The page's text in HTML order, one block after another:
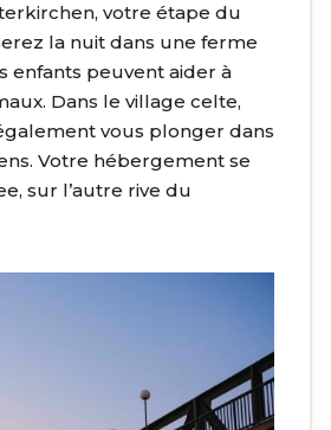
votre étape du
la nuit dans une ferme
enfants peuvent aider à
Dans le village celte,
vous plonger dans
Votre hébergement se
sur l’autre rive du